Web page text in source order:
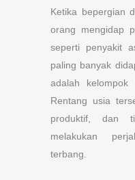
Ketika bepergian
orang mengidap
seperti penyakit
paling banyak
adalah
Rentang usia
produktif, dan
melakukan
terbang.